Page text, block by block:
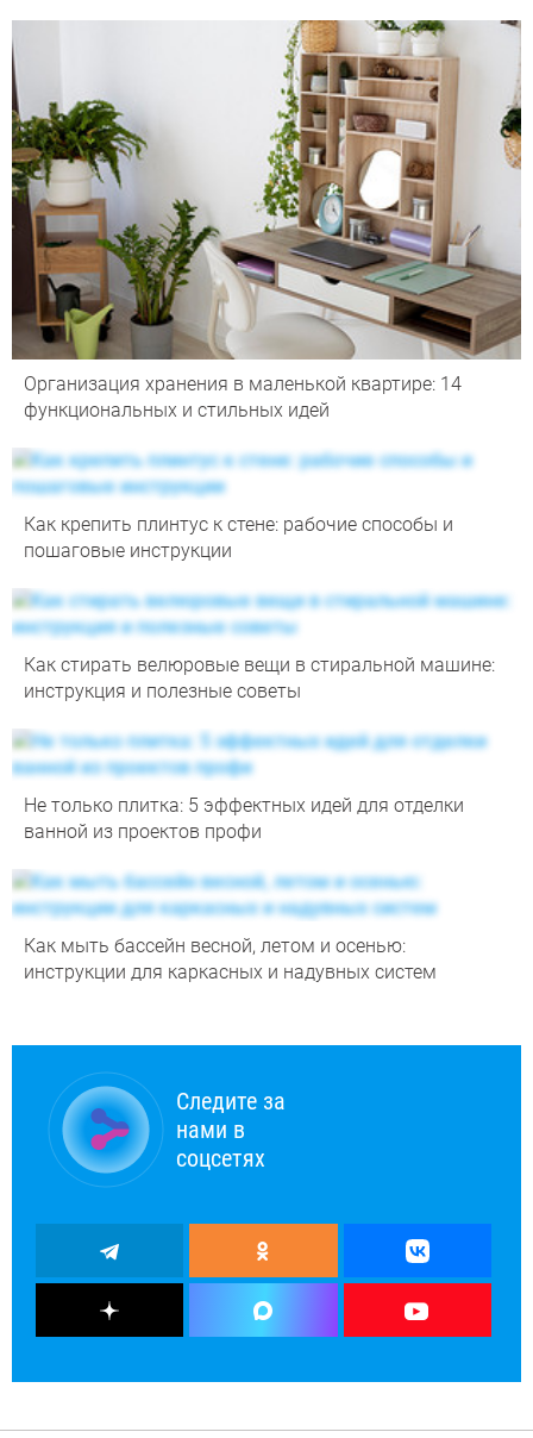
Организация хранения в маленькой квартире: 14
функциональных и стильных идей
Как крепить плинтус к стене: рабочие способы и
пошаговые инструкции
Как стирать велюровые вещи в стиральной машине:
инструкция и полезные советы
Не только плитка: 5 эффектных идей для отделки
ванной из проектов профи
Как мыть бассейн весной, летом и осенью:
инструкции для каркасных и надувных систем
Следите за
нами в
соцсетях